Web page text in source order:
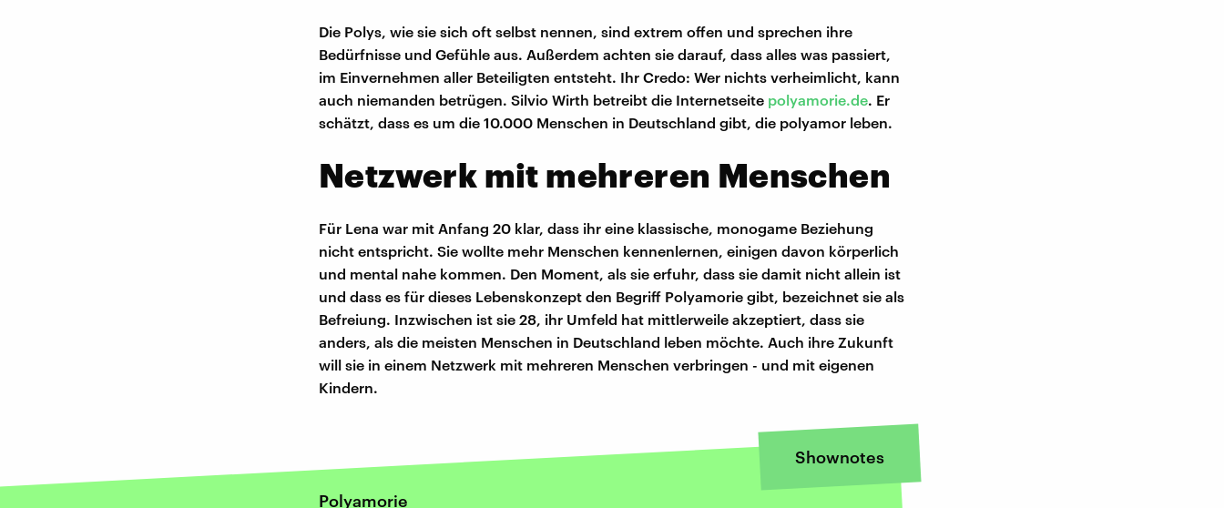
Die Polys, wie sie sich oft selbst nennen, sind extrem offen und sprechen ihre
Bedürfnisse und Gefühle aus. Außerdem achten sie darauf, dass alles was passiert,
im Einvernehmen aller Beteiligten entsteht. Ihr Credo: Wer nichts verheimlicht, kann
auch niemanden betrügen. Silvio Wirth betreibt die Internetseite polyamorie.de. Er
schätzt, dass es um die 10.000 Menschen in Deutschland gibt, die polyamor leben.
Netzwerk mit mehreren Menschen
Für Lena war mit Anfang 20 klar, dass ihr eine klassische, monogame Beziehung
nicht entspricht. Sie wollte mehr Menschen kennenlernen, einigen davon körperlich
und mental nahe kommen. Den Moment, als sie erfuhr, dass sie damit nicht allein ist
und dass es für dieses Lebenskonzept den Begriff Polyamorie gibt, bezeichnet sie als
Befreiung. Inzwischen ist sie 28, ihr Umfeld hat mittlerweile akzeptiert, dass sie
anders, als die meisten Menschen in Deutschland leben möchte. Auch ihre Zukunft
will sie in einem Netzwerk mit mehreren Menschen verbringen - und mit eigenen
Kindern.
Shownotes
Polyamorie